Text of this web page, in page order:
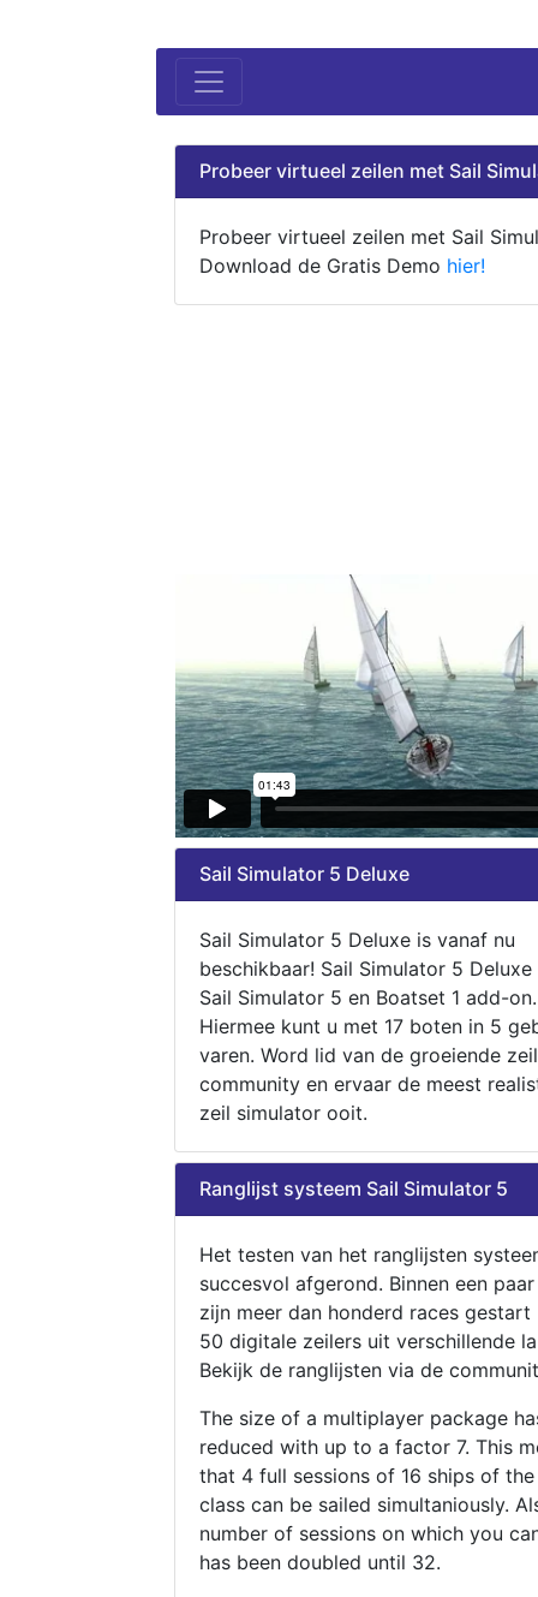
Probeer virtueel zeilen met Sail
Probeer virtueel zeilen met Sail
Download de Gratis Demo hier!
Sail Simulator 5 Deluxe
Sail Simulator 5 Deluxe is vanaf nu
beschikbaar! Sail Simulator 5
Sail Simulator 5 en Boatset 1 add-on.
Hiermee kunt u met 17 boten in 5
varen. Word lid van de groeiende zeil
community en ervaar de meest
zeil simulator ooit.
Ranglijst systeem Sail Simulator 5
Het testen van het ranglijsten
succesvol afgerond. Binnen een
zijn meer dan honderd races gestart
50 digitale zeilers uit verschillende
Bekijk de ranglijsten via de
The size of a multiplayer package
reduced with up to a factor 7. This
that 4 full sessions of 16 ships of
class can be sailed simultaniously.
number of sessions on which you
has been doubled until 32.